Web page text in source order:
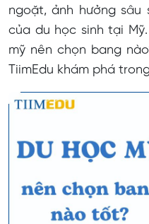
Những lưu ý khi chọn
Tìm hiểu kỹ
Khả năng tài chính
Khí hậu
ngoặt, ảnh hưởng
của du học sinh tại
mỹ nên chọn bang
TiimEdu khám phá